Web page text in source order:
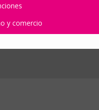
y comercio